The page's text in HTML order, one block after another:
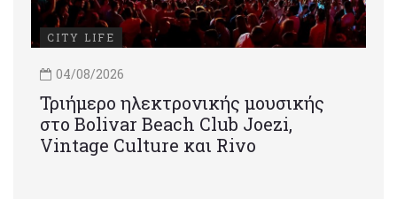
CITY LIFE
04/08/2026
Τριήμερο ηλεκτρονικής μουσικής
στο Bolivar Beach Club Joezi,
Vintage Culture και Rivo